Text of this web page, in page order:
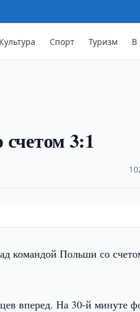
Культура Спорт Туризм В
3:1
командой Польши со
вперед. На 30-й минуте